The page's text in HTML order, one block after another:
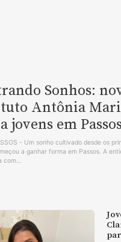
Sonhos:
Antônia
jovens em
- Um sonho cultivado desde os
a ganhar forma em Passos. A
com...